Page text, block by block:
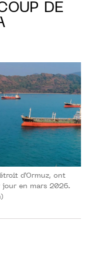
DE
d’Ormuz, ont
en mars 2026.